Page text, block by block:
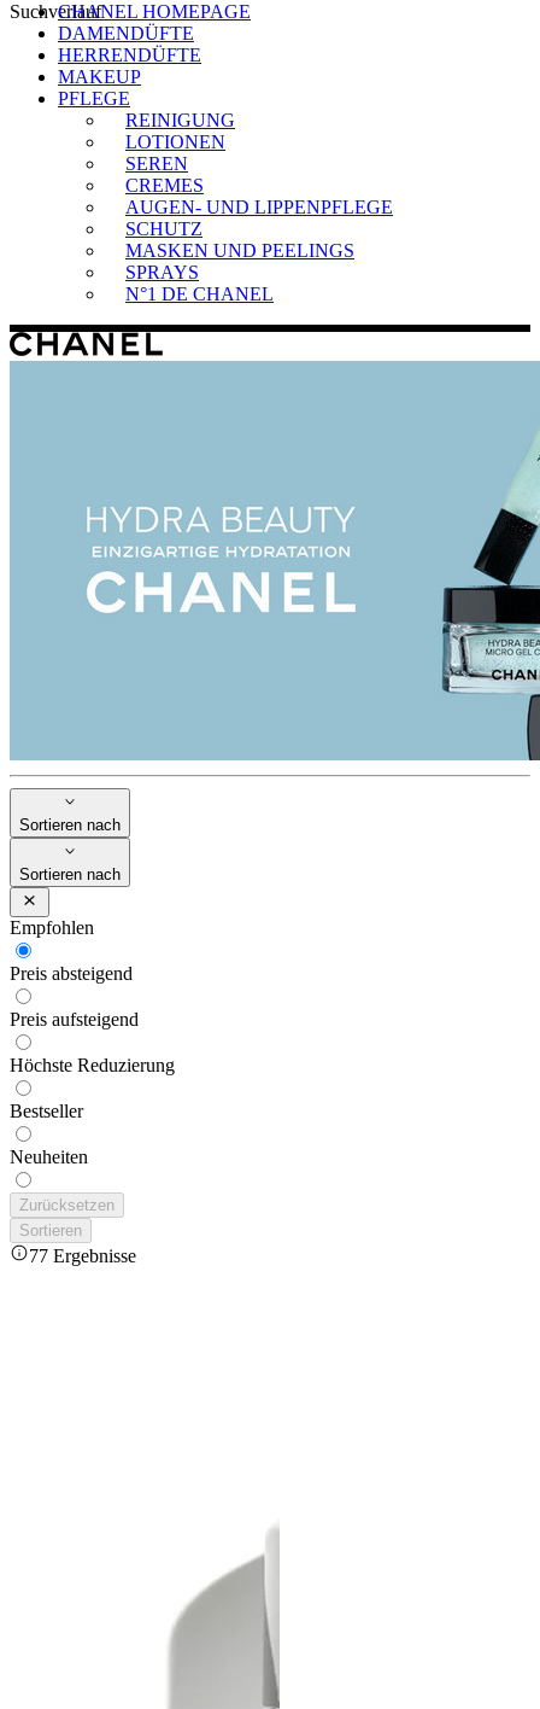
SuchverlaufCHANEL HOMEPAGE
DAMENDÜFTE
HERRENDÜFTE
MAKEUP
PFLEGE
REINIGUNG
LOTIONEN
SEREN
CREMES
AUGEN- UND LIPPENPFLEGE
SCHUTZ
MASKEN UND PEELINGS
SPRAYS
N°1 DE CHANEL
Sortieren nach
Sortieren nach
Empfohlen
Preis absteigend
Preis aufsteigend
Höchste Reduzierung
Bestseller
Neuheiten
Zurücksetzen
Sortieren
77 Ergebnisse